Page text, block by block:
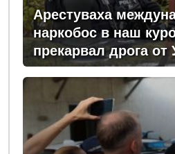
Арестуваха
наркобос в наш
прекарвал дрога от
ЕС